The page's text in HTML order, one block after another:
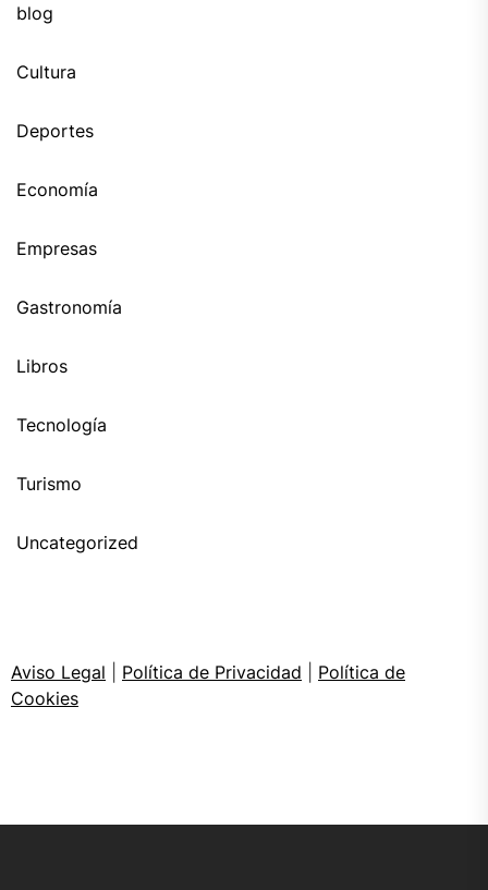
blog
Cultura
Deportes
Economía
Empresas
Gastronomía
Libros
Tecnología
Turismo
Uncategorized
Aviso Legal Política de Privacidad
Política de
Cookies